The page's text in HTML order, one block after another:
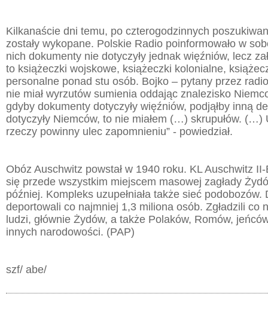
Kilkanaście dni temu, po czterogodzinnych
zostały wykopane. Polskie Radio poinformowało w
nich dokumenty nie dotyczyły jednak więźniów, lecz
to książeczki wojskowe, książeczki kolonialne,
personalne ponad stu osób. Bojko – pytany przez
nie miał wyrzutów sumienia oddając znalezisko
gdyby dokumenty dotyczyły więźniów, podjąłby inną
dotyczyły Niemców, to nie miałem (…) skrupułów. (…)
rzeczy powinny ulec zapomnieniu” - powiedział.
Obóz Auschwitz powstał w 1940 roku. KL Auschwitz
się przede wszystkim miejscem masowej zagłady
później. Kompleks uzupełniała także sieć
deportowali co najmniej 1,3 miliona osób. Zgładzili co
ludzi, głównie Żydów, a także Polaków, Romów,
innych narodowości. (PAP)
szf/ abe/